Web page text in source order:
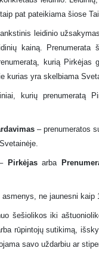
pat pateikiama šiose
leidinio
kainą. Prenumerata
kurią Pirkėjas
kurias yra skelbiama
kurių prenumeratą
– prenumeratos
Pirkėjasarba
ne jaunesni kaip
šešiolikos iki
rūpintojų sutikimą,
savo uždarbiu ar